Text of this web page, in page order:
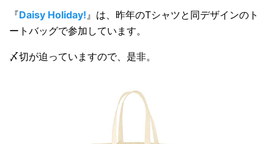
『Daisy Holiday!』は、昨年のTシャツと同デザインのト
ートバッグで参加しています。
〆切が迫っていますので、是非。